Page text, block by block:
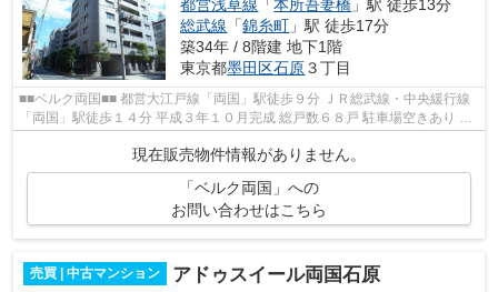
都営浅草線 「本所吾妻橋 」駅 徒歩13分
総武線 「錦糸町 」駅 徒歩17分
築34年 / 8階建 地下1階
東京都墨田区石原３丁目
■■ベルク両国■■ 都営大江戸線「両国」駅徒歩９分 ＪＲ総武線・中央緩行線
「両国」駅徒歩１４分 平成３年１０月完成 総戸数６８戸 駐車場空きあり ≪
周辺環境≫ ■スーパー三徳 約１...
現在販売物件情報がありません。
「ベルク両国」への
お問い合わせはこちら
売買 | 中古マンション アドゥスイール両国石原